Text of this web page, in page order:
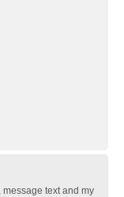
message text and my